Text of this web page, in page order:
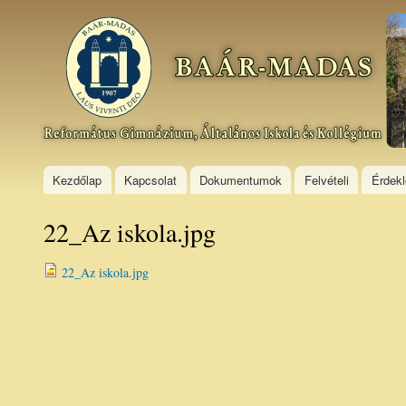
Baár–
Madas
Református
Gimnázium,
Általános
Kollégium
Kezdőlap Kapcsolat Dokumentumok Felvételi
22_Az iskola.jpg
22_Az iskola.jpg